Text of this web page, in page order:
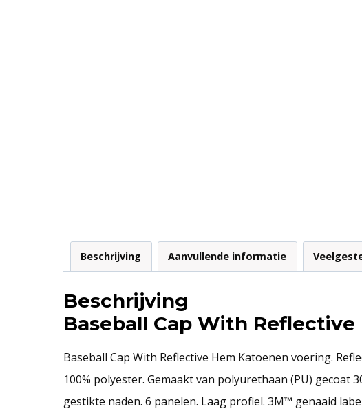
Beschrijving Aanvullende informatie
Beschrijving
Baseball Cap With Reflective
Baseball Cap With Reflective Hem Katoenen voering.
100% polyester. Gemaakt van polyurethaan (PU)
gestikte naden. 6 panelen. Laag profiel. 3M™ genaaid